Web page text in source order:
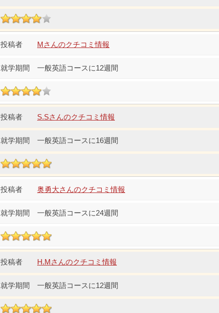
Mさんのクチコミ情報
一般英語コースに12週間
S.Sさんのクチコミ情報
一般英語コースに16週間
奥勇大さんのクチコミ情報
一般英語コースに24週間
H.Mさんのクチコミ情報
一般英語コースに12週間